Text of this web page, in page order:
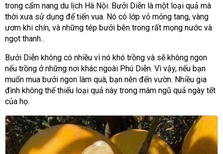
trong cẩm nang du lịch Hà Nội. Bưởi Diễn là một loại quả mà
thời xưa sử dụng để tiến vua. Nó có lớp vỏ mỏng tang, vàng
ươm khi chín, và những tép bưởi bên trong rất mọng nước và
ngọt thanh..
Bưởi Diễn không có nhiều vì nó khó trồng và sẽ không ngon
nếu trồng ở những nơi khác ngoài Phú Diễn. Vì vậy, nếu bạn
muốn mua bưởi ngon làm quà, bạn nên đến vườn. Nhiều gia
đình không thể thiếu loại quả này trong mâm ngũ quả ngày tết
của họ.